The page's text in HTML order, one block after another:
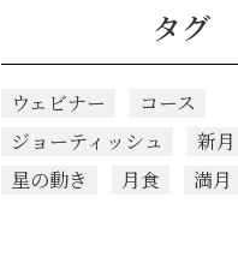
タグ
ウェビナー
コース
ジョーティッシュ
新月
星の動き
月食 満月